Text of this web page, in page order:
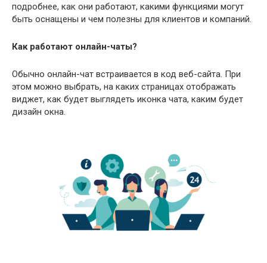
подробнее, как они работают, какими функциями могут
быть оснащены и чем полезны для клиентов и компаний.
Как работают онлайн-чаты?
Обычно онлайн-чат встраивается в код веб-сайта. При
этом можно выбрать, на каких страницах отображать
виджет, как будет выглядеть иконка чата, каким будет
дизайн окна.